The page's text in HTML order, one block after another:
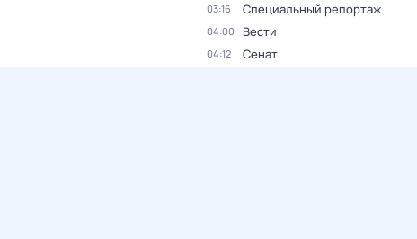
03:16 Специальный репортаж
04:00 Вести
04:12 Сенат